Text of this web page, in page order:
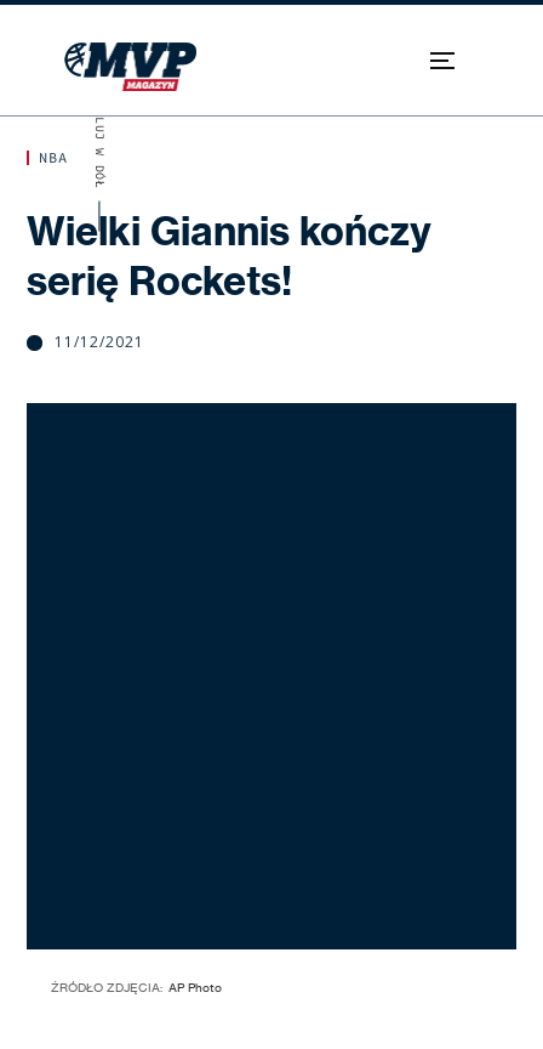
NBA
Wielki Giannis kończy
serię Rockets!
11/12/2021
SKROLUJ W DÓŁ
ŹRÓDŁO ZDJĘCIA: AP Photo